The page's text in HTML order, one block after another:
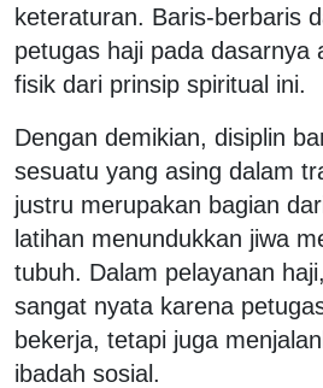
keteraturan. Baris-berbaris
petugas haji pada dasarnya
fisik dari prinsip spiritual ini.
Dengan demikian, disiplin
sesuatu yang asing dalam
justru merupakan bagian
latihan menundukkan jiwa
tubuh. Dalam pelayanan
sangat nyata karena
bekerja, tetapi juga
ibadah sosial.